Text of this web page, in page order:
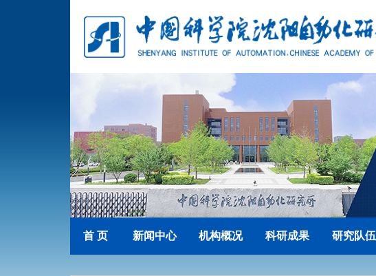
首 页 新闻中心 机构概况 科研成果 研究队伍